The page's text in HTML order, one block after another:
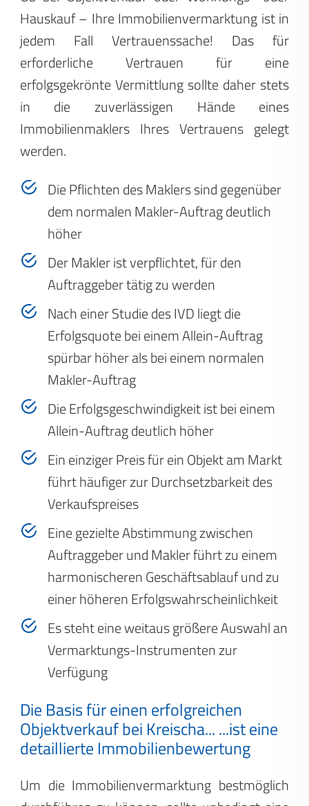
Hauskauf – Ihre Immobilienvermarktung ist in
jedem Fall Vertrauenssache! Das für
erforderliche Vertrauen für eine
erfolgsgekrönte Vermittlung sollte daher stets
in die zuverlässigen Hände eines
Immobilienmaklers Ihres Vertrauens gelegt
werden.
Die Pflichten des Maklers sind gegenüber
dem normalen Makler-Auftrag deutlich
höher
Der Makler ist verpflichtet, für den
Auftraggeber tätig zu werden
Nach einer Studie des IVD liegt die
Erfolgsquote bei einem Allein-Auftrag
spürbar höher als bei einem normalen
Makler-Auftrag
Die Erfolgsgeschwindigkeit ist bei einem
Allein-Auftrag deutlich höher
Ein einziger Preis für ein Objekt am Markt
führt häufiger zur Durchsetzbarkeit des
Verkaufspreises
Eine gezielte Abstimmung zwischen
Auftraggeber und Makler führt zu einem
harmonischeren Geschäftsablauf und zu
einer höheren Erfolgswahrscheinlichkeit
Es steht eine weitaus größere Auswahl an
Vermarktungs-Instrumenten zur
Verfügung
Die Basis für einen erfolgreichen
Objektverkauf bei Kreischa......ist eine
detaillierte Immobilienbewertung
Um die Immobilienvermarktung bestmöglich